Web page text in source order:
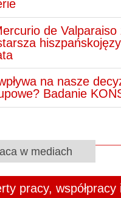
de Valparaiso
na nasze
Badanie
w mediach
pracy, współpracy